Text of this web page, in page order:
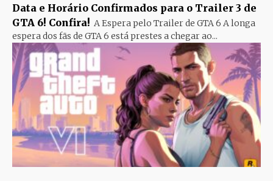
Data e Horário Confirmados para o Trailer 3 de
GTA 6! Confira! A Espera pelo Trailer de GTA 6 A longa
espera dos fãs de GTA 6 está prestes a chegar ao...